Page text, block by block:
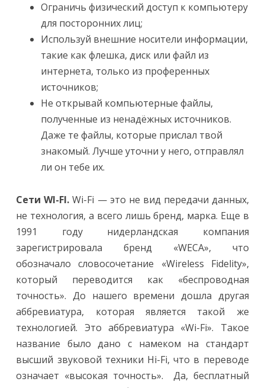
Ограничь физический доступ к компьютеру
для посторонних лиц;
Используй внешние носители информации,
такие как флешка, диск или файл из
интернета, только из проференных
источников;
Не открывай компьютерные файлы,
полученные из ненадёжных источников.
Даже те файлы, которые прислал твой
знакомый. Лучше уточни у него, отправлял
ли он тебе их.
Сети WI-FI.Wi-Fi — это не вид передачи данных,
не технология, а всего лишь бренд, марка. Еще в
1991 году нидерландская компания
зарегистрировала бренд «WECA», что
обозначало словосочетание «Wireless Fidelity»,
который переводится как «беспроводная
точность». До нашего времени дошла другая
аббревиатура, которая является такой же
технологией. Это аббревиатура «Wi-Fi». Такое
название было дано с намеком на стандарт
высший звуковой техники Hi-Fi, что в переводе
означает «высокая точность». Да, бесплатный